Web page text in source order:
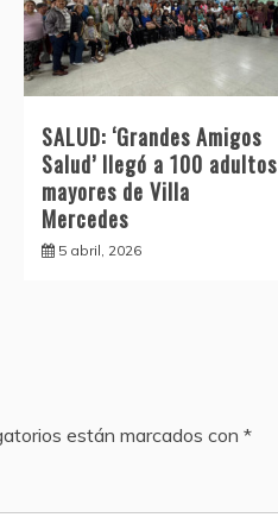
SALUD: ‘Grandes Amigos
Salud’ llegó a 100 adultos
mayores de Villa
Mercedes
5 abril, 2026
están marcados con *